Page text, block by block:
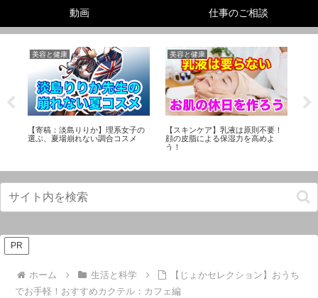
動画 仕事のご相談
美容と健康
【寄稿：淡島りりか】理系女子の
選ぶ、夏場崩れない調合コスメ
美容と健康
【スキンケア】乳液は原則不要！
顔の皮脂による保湿力を高めよ
う！
PR
ホーム 生活と科学
【じょかセレクション】おうち
でお手軽！おすすめカクテル：カフェ編